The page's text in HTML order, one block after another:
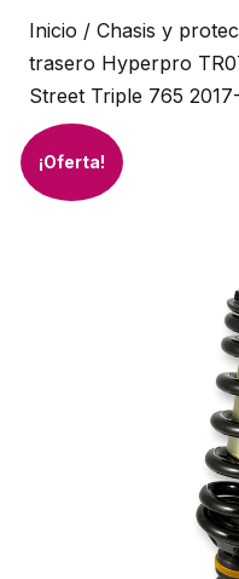
Inicio / Chasis y
trasero Hyperpro
Street Triple 765
¡Oferta!